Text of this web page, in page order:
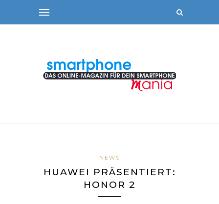
NEWS
HUAWEI PRÄSENTIERT:
HONOR 2